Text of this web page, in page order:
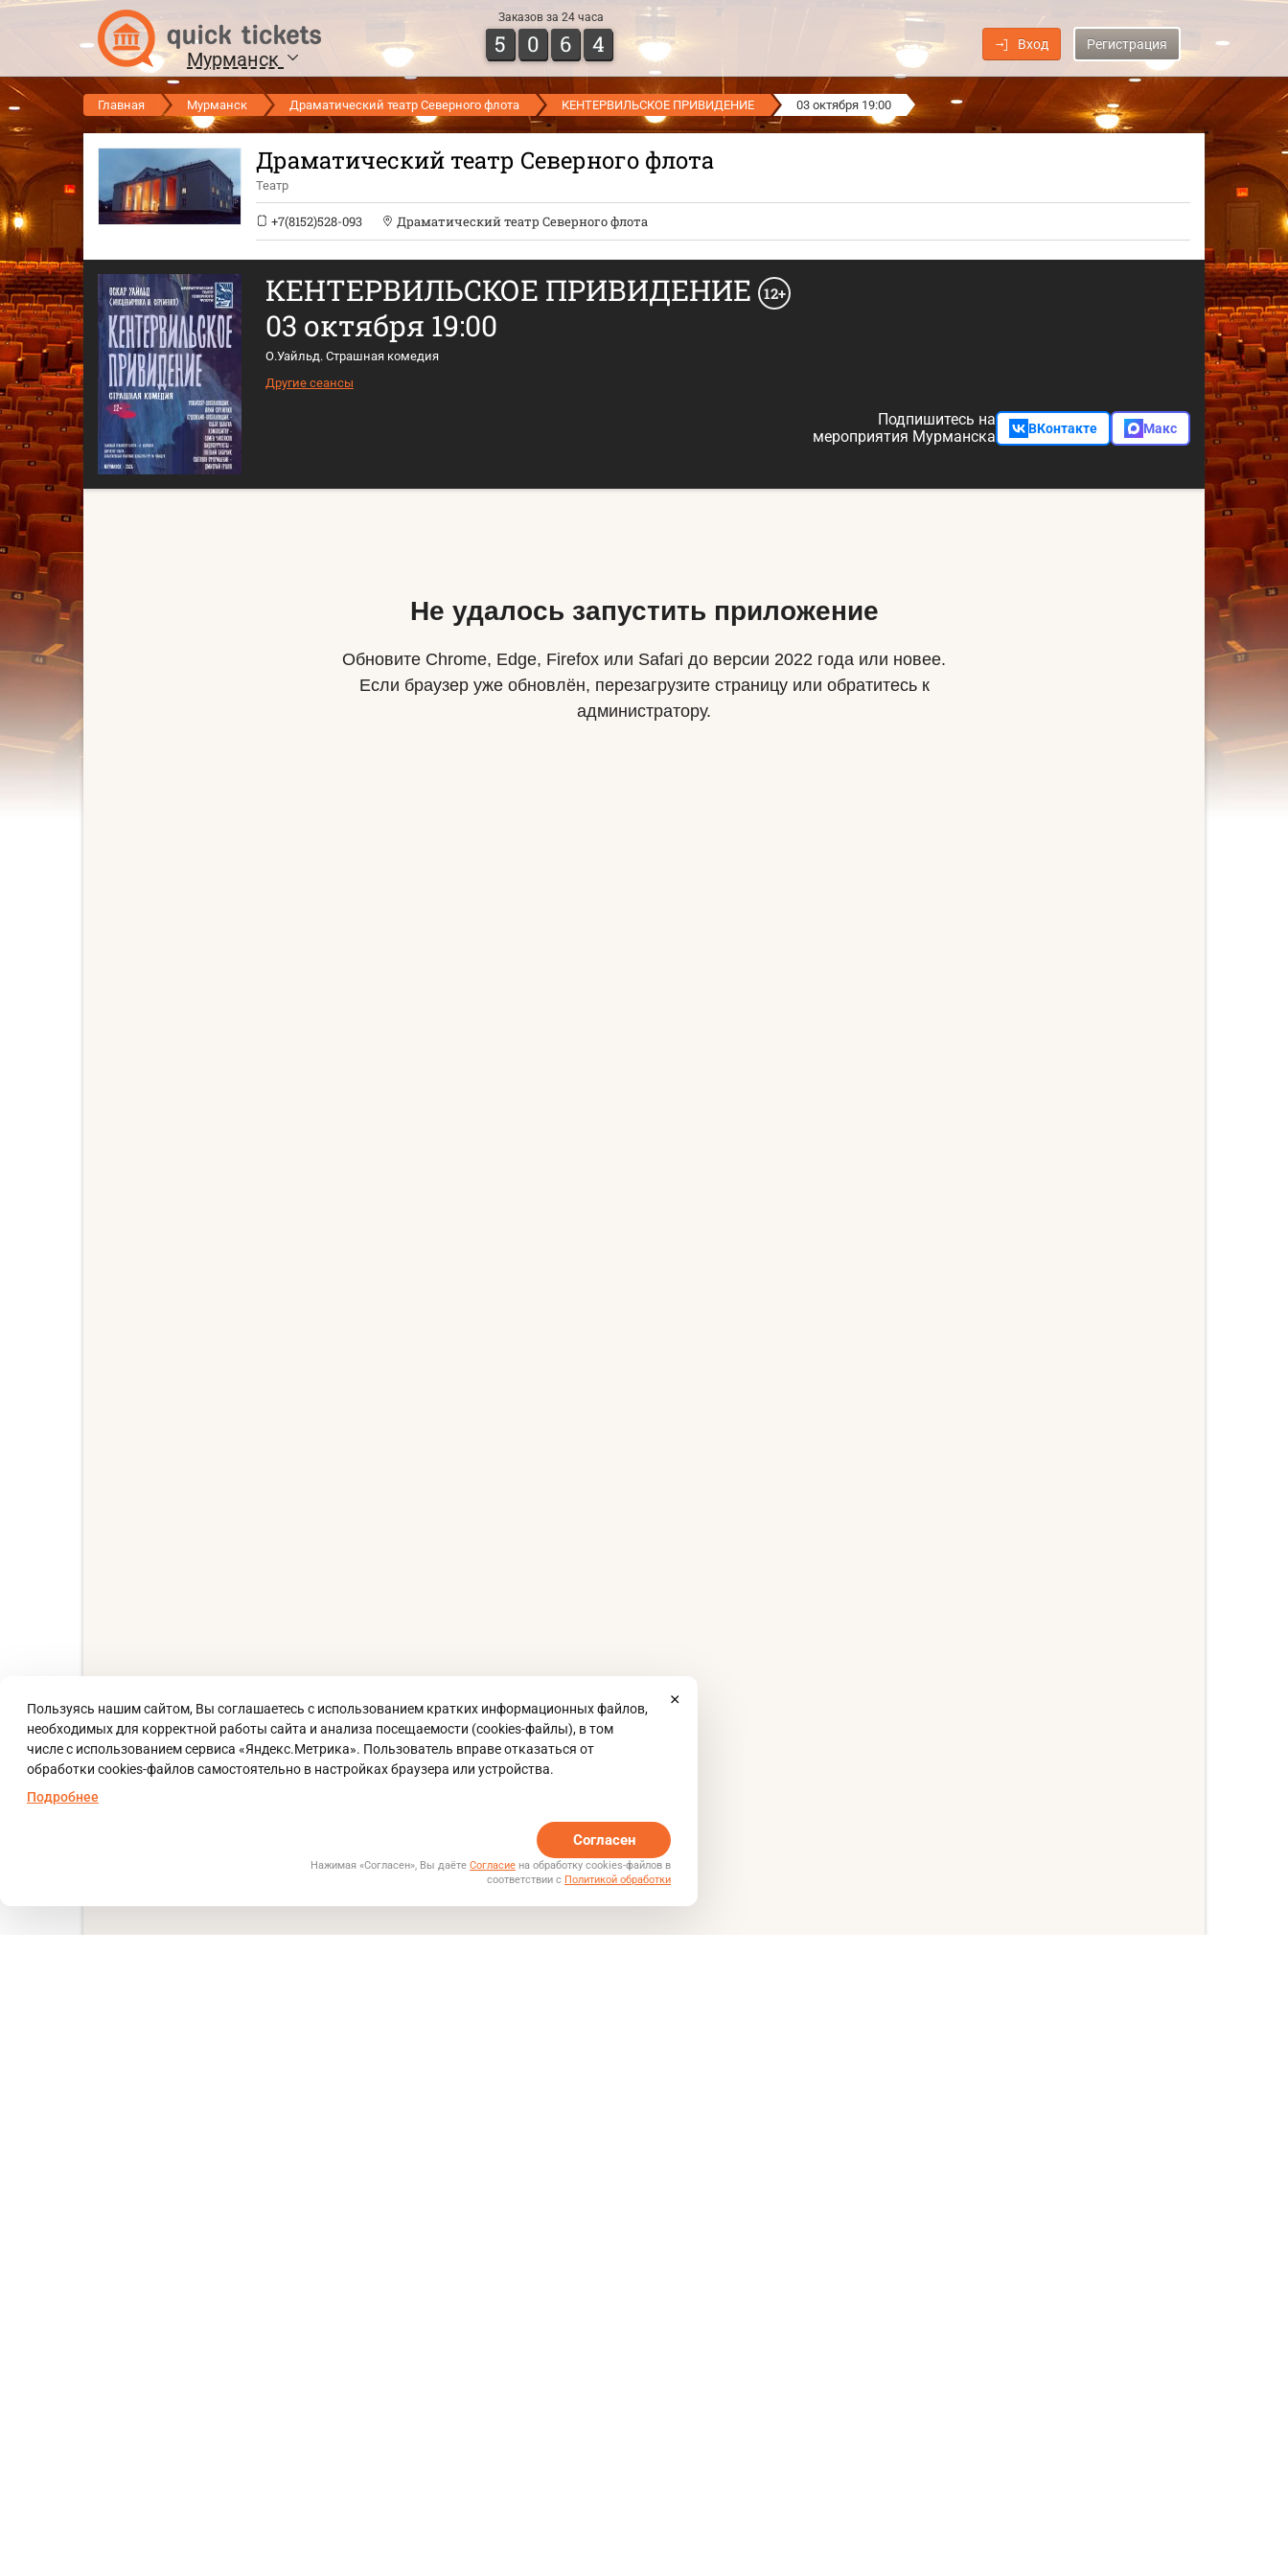
Мурманск
Заказов за 24 часа
5 0 6 4 Вход Регистрация
Главная Мурманск Драматический театр Северного флота КЕНТЕРВИЛЬСКОЕ ПРИВИДЕНИЕ 03 октября 19:00
Драматический театр Северного флота
Театр
+7(8152)528-093 Драматический театр Северного флота
КЕНТЕРВИЛЬСКОЕ ПРИВИДЕНИЕ 12+
03 октября 19:00
О.Уайльд. Страшная комедия
Другие сеансы
Подпишитесь на
мероприятия Мурманска
ВКонтакте Макс
Пользуясь нашим сайтом, Вы соглашаетесь с использованием кратких информационных файлов,
необходимых для корректной работы сайта и анализа посещаемости (cookies-файлы), в том
числе с использованием сервиса «Яндекс.Метрика». Пользователь вправе отказаться от
обработки cookies-файлов самостоятельно в настройках браузера или устройства.
Подробнее
Согласен
Нажимая «Согласен», Вы даёте Согласие на обработку cookies-файлов в
соответствии с Политикой обработки